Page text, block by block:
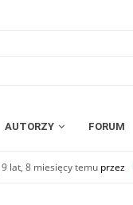
AUTORZY FORUM
9 lat, 8 miesięcy temu przez